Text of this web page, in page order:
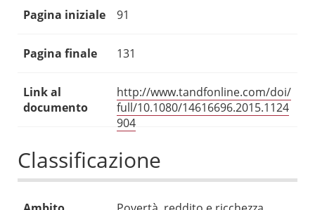
Pagina iniziale 91
Pagina finale 131
Link al
documento
http://www.tandfonline.com/doi/
full/10.1080/14616696.2015.1124
904
Classificazione